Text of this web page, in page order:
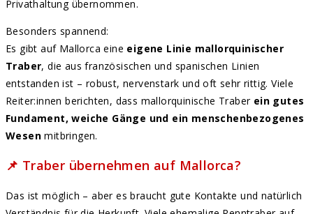
Privathaltung übernommen.
Besonders spannend:
Es gibt auf Mallorca eine eigene Linie mallorquinischer
Traber, die aus französischen und spanischen Linien
entstanden ist – robust, nervenstark und oft sehr rittig. Viele
Reiter:innen berichten, dass mallorquinische Traber ein gutes
Fundament, weiche Gänge und ein menschenbezogenes
Wesen mitbringen.
📌 Traber übernehmen auf Mallorca?
Das ist möglich – aber es braucht gute Kontakte und natürlich